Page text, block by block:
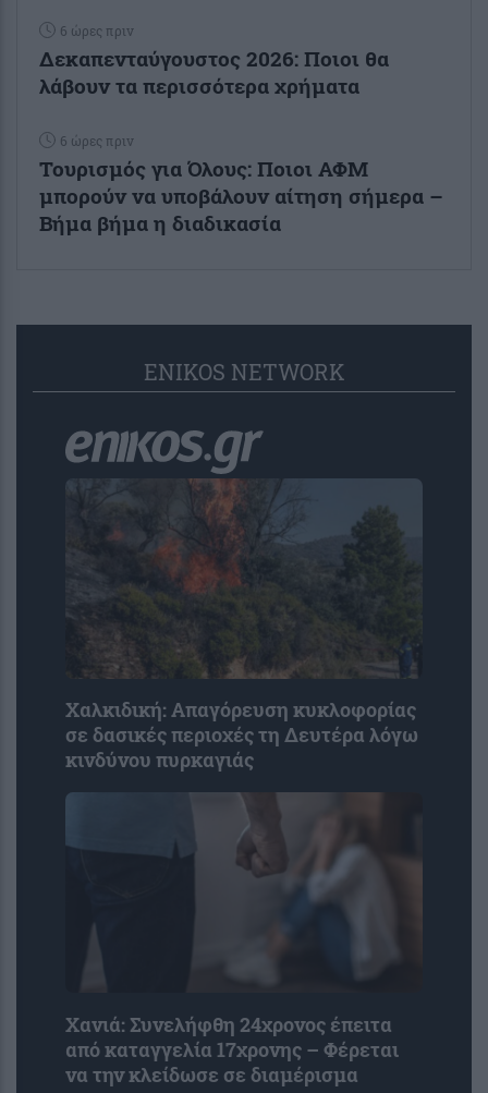
6 ώρες πριν
Δεκαπενταύγουστος 2026: Ποιοι θα
λάβουν τα περισσότερα χρήματα
6 ώρες πριν
Τουρισμός για Όλους: Ποιοι ΑΦΜ
μπορούν να υποβάλουν αίτηση σήμερα –
Βήμα βήμα η διαδικασία
ENIKOS NETWORK
Χαλκιδική: Απαγόρευση κυκλοφορίας
σε δασικές περιοχές τη Δευτέρα λόγω
κινδύνου πυρκαγιάς
Χανιά: Συνελήφθη 24χρονος έπειτα
από καταγγελία 17χρονης – Φέρεται
να την κλείδωσε σε διαμέρισμα